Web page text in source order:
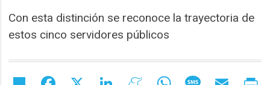
Con esta distinción se reconoce la trayectoria de
estos cinco servidores públicos
Share Facebook LinkedIn MeneameWhatsAppMessageEmail